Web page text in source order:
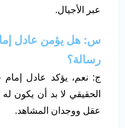
عبر الأجيال.
س: هل يؤمن عادل
رسالة؟
ج: نعم، يؤكد عادل إمام
الحقيقي لا بد أن يكون
عقل ووجدان المشاهد.